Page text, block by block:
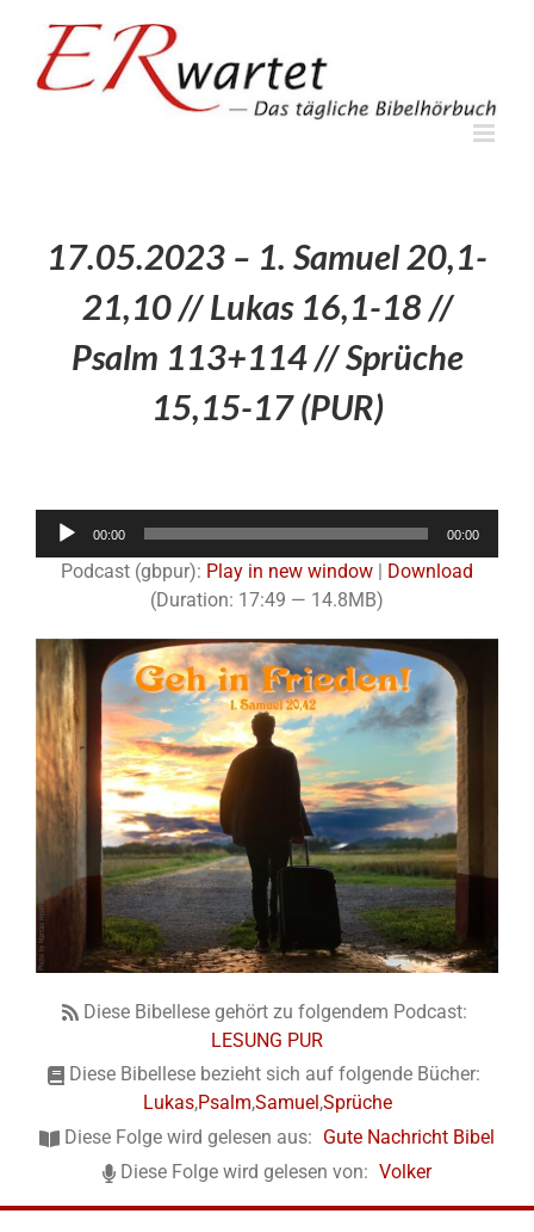
springen
17.05.2023 – 1. Samuel 20,1-
21,10 // Lukas 16,1-18 //
Psalm 113+114 // Sprüche
15,15-17 (PUR)
Audio-
00:00 00:00
Podcast (gbpur): Play in new window
Download
(Duration: 17:49 — 14.8MB)
Diese Bibellese gehört zu folgendem Podcast:
LESUNG PUR
Diese Bibellese bezieht sich auf folgende Bücher:
Lukas,Psalm,Samuel ,Sprüche
Diese Folge wird gelesen aus: Gute Nachricht Bibel
Diese Folge wird gelesen von: Volker